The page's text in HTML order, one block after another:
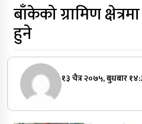
बाँकेको ग्रामिण
हुने
१३ चैत्र २०७५, बुधबार